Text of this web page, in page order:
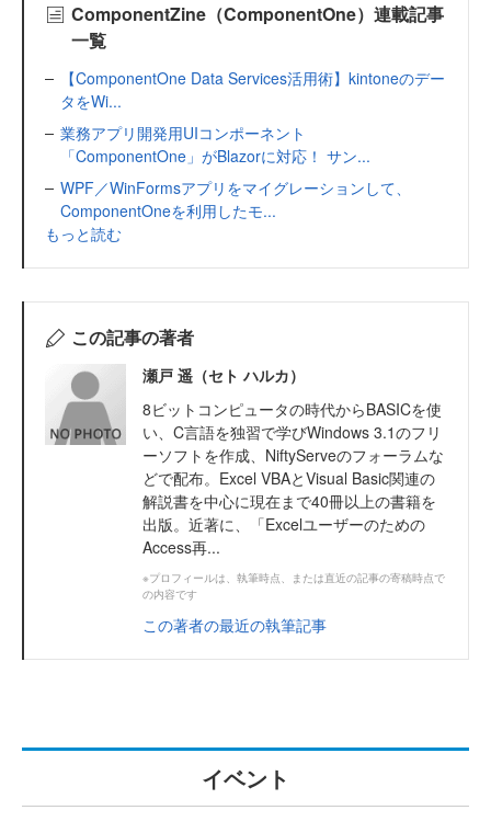
ComponentZine（ComponentOne）連載記事
一覧
【ComponentOne Data Services活用術】kintoneのデー
タをWi...
業務アプリ開発用UIコンポーネント
「ComponentOne」がBlazorに対応！ サン...
WPF／WinFormsアプリをマイグレーションして、
ComponentOneを利用したモ...
もっと読む
この記事の著者
瀬戸 遥（セト ハルカ）
8ビットコンピュータの時代からBASICを使
い、C言語を独習で学びWindows 3.1のフリ
ーソフトを作成、NiftyServeのフォーラムな
どで配布。Excel VBAとVisual Basic関連の
解説書を中心に現在まで40冊以上の書籍を
出版。近著に、「Excelユーザーのための
Access再...
※プロフィールは、執筆時点、または直近の記事の寄稿時点で
の内容です
この著者の最近の執筆記事
イベント